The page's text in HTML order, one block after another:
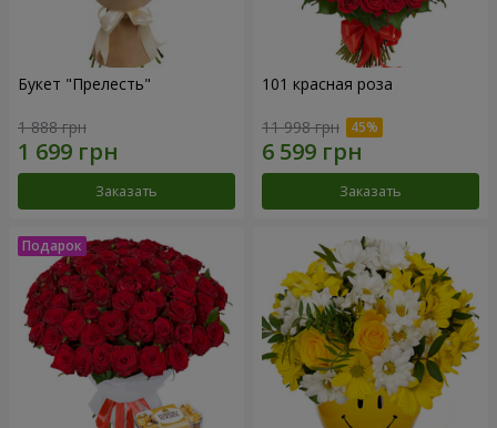
Букет "Прелесть"
1 888 грн
Заказать
101 красная роза
11 998 грн
Заказать